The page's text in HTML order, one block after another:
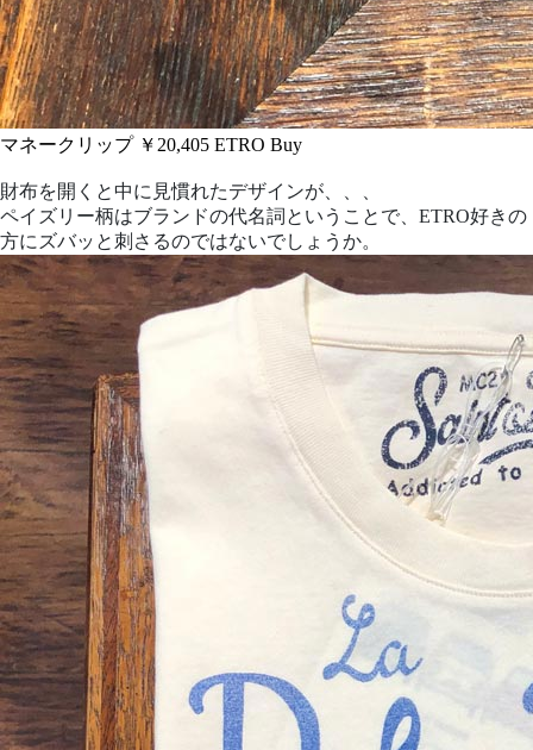
マネークリップ ￥20,405 ETRO Buy
財布を開くと中に見慣れたデザインが、、、
ペイズリー柄はブランドの代名詞ということで、ETRO好きの
方にズバッと刺さるのではないでしょうか。